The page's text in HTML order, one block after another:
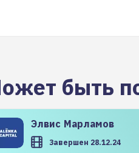
быть
Элвис Марламов
Завершен 28.12.24